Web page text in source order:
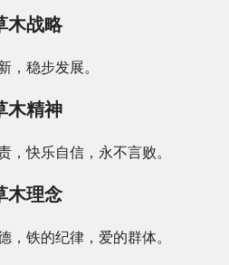
木战略
，稳步发展。
木精神
，快乐自信，永不言败。
木理念
，铁的纪律，爱的群体。